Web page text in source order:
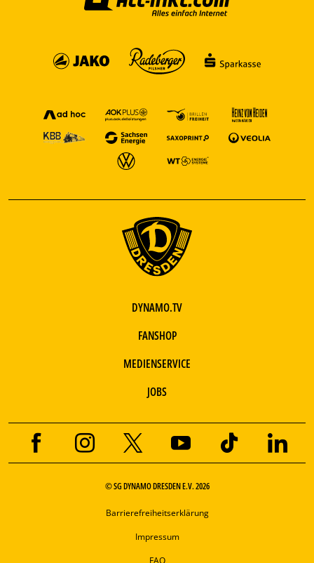
DYNAMO.TV
FANSHOP
MEDIENSERVICE
JOBS
© SG DYNAMO DRESDEN E.V. 2026
Barrierefreiheitserklärung
Impressum
FAQ